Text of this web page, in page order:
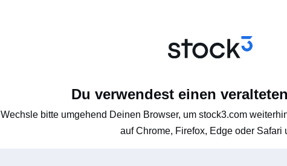
Du verwendest einen
Wechsle bitte umgehend Deinen Browser, um stock3.com
auf Chrome, Firefox, Edge oder Safari